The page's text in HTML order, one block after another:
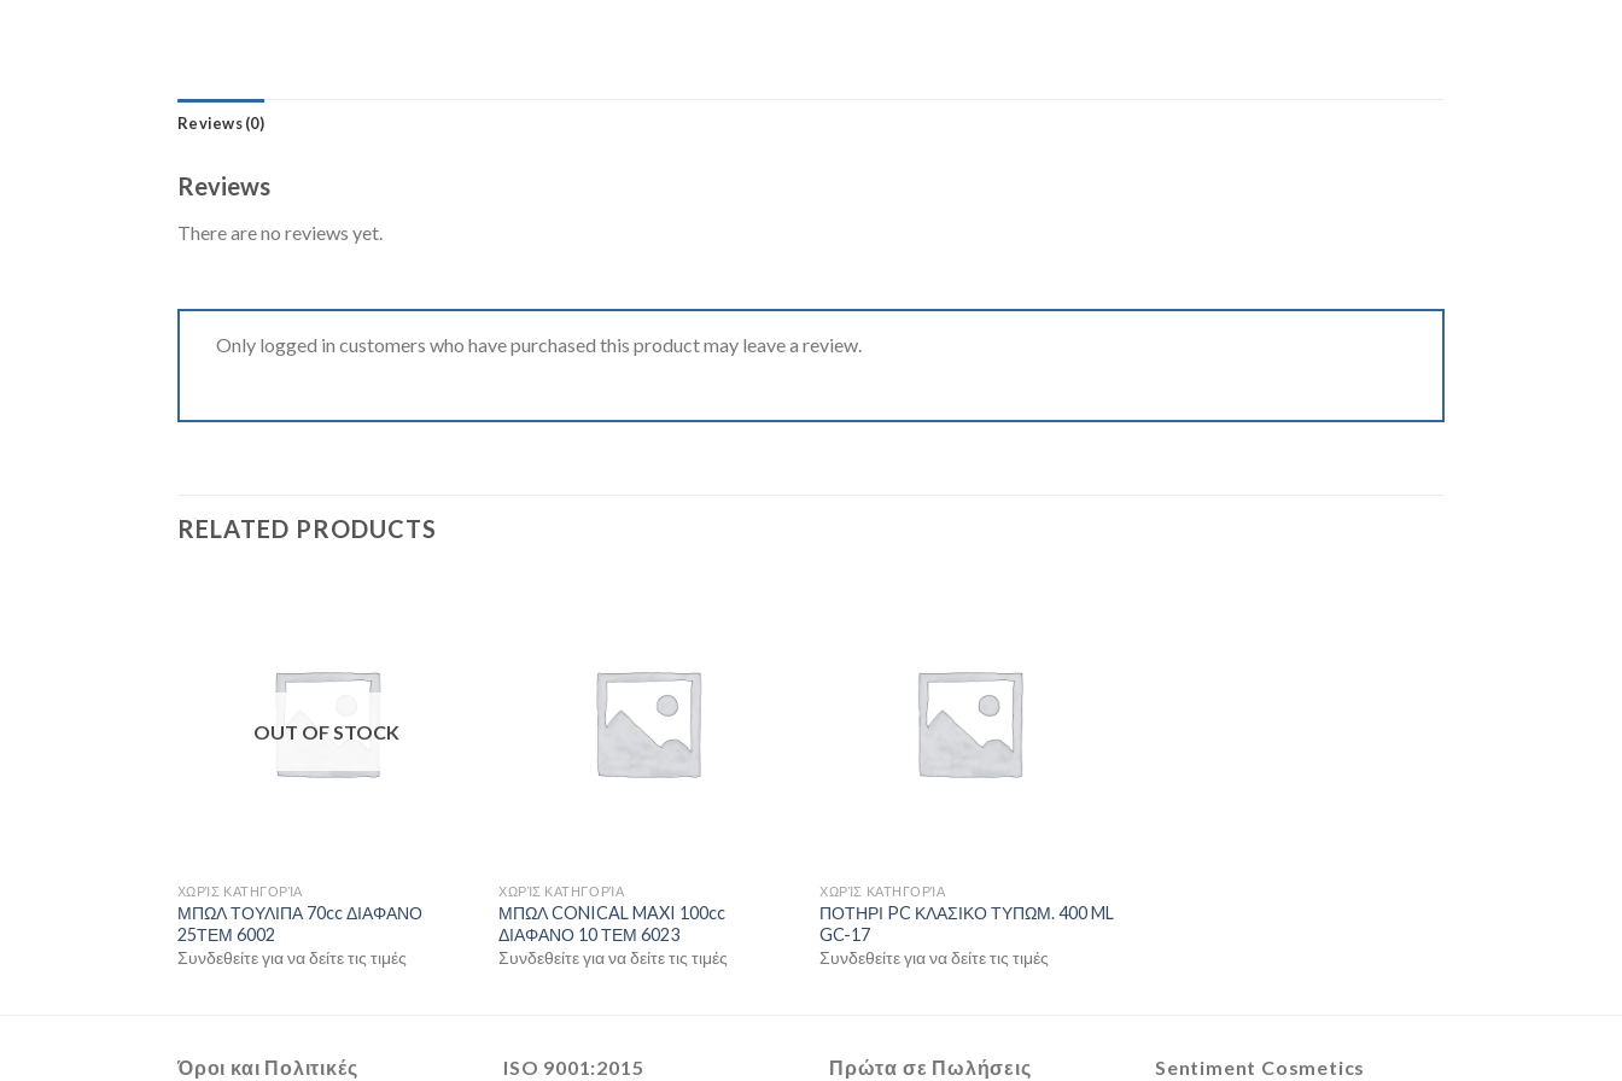
Reviews (0)
Reviews
There are no reviews yet.
Only logged in customers who have purchased this product may leave a review.
RELATED PRODUCTS
OUT OF STOCK
ΧΩΡΊΣ ΚΑΤΗΓΟΡΊΑ
ΜΠΩΛ ΤΟΥΛΙΠΑ 70cc ΔΙΑΦΑΝΟ
25ΤΕΜ 6002
Συνδεθείτε για να δείτε τις τιμές
ΧΩΡΊΣ ΚΑΤΗΓΟΡΊΑ
ΜΠΩΛ CONICAL MAXI 100cc
ΔΙΑΦΑΝΟ 10 ΤΕΜ 6023
Συνδεθείτε για να δείτε τις τιμές
ΧΩΡΊΣ ΚΑΤΗΓΟΡΊΑ
ΠΟΤΗΡΙ PC ΚΛΑΣΙΚΟ ΤΥΠΩΜ. 400 ML
GC-17
Συνδεθείτε για να δείτε τις τιμές
Όροι και Πολιτικές ISO 9001:2015 Πρώτα σε Πωλήσεις Sentiment Cosmetics